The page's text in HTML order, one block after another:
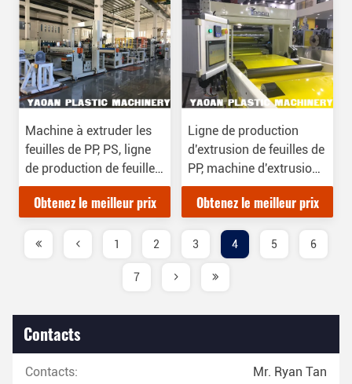
Machine à extruder les
feuilles de PP, PS, ligne
de production de feuilles
de PP, PS, ISO 9001
Obtenez le meilleur prix
Ligne de production
d'extrusion de feuilles de
PP, machine d'extrusion
de feuilles de PP pour le
moulage sous vide
Obtenez le meilleur prix
1 2 3 4 5 6
7
Contacts
Contacts: Mr. Ryan Tan